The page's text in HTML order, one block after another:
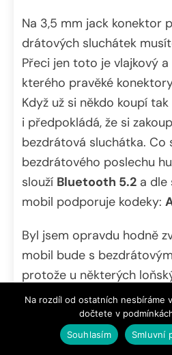
Na 3,5 mm jack konektor
drátových sluchátek
Přeci jen toto je vlajkový
kterého pravěké
Když už si někdo koupí
i předpokládá, že si
bezdrátová sluchátka. Co
bezdrátového poslechu
slouží Bluetooth 5.2 a dle
mobil podporuje kodeky:
Byl jsem opravdu hodně
mobil bude s
protože u některých
měl problém, že hudba
jinými mobily potichu.
musel řešit pomocí
Na rozdíl od ostatních nesbíráme
dočtete v
Souhlasím
Smluvní